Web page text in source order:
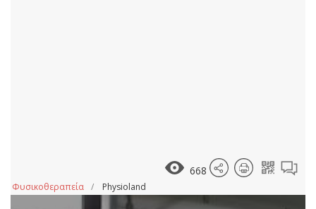
668
Φυσικοθεραπεία Physioland